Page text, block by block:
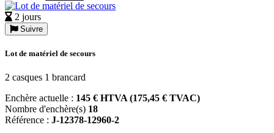
2 jours
Suivre
Lot de matériel de secours
2 casques 1 brancard
Enchère actuelle : 145 € HTVA (175,45 € TVAC)
Nombre d'enchère(s) 18
Référence : J-12378-12960-2